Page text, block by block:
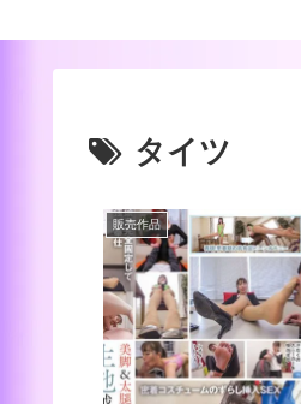
タイツ
販売作品